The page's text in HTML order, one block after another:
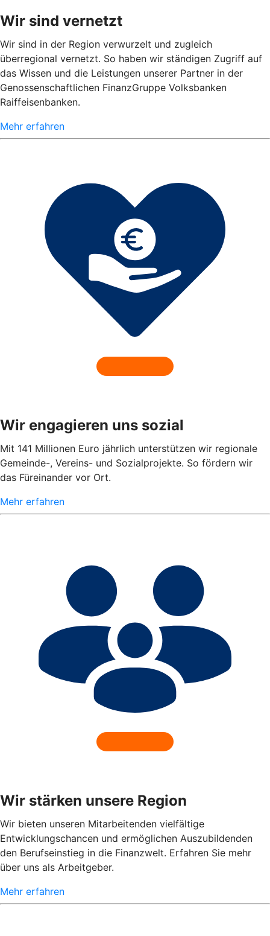
Wir sind vernetzt
Wir sind in der Region verwurzelt und zugleich
überregional vernetzt. So haben wir ständigen Zugriff auf
das Wissen und die Leistungen unserer Partner in der
Genossenschaftlichen FinanzGruppe Volksbanken
Raiffeisenbanken.
Mehr erfahren
Wir engagieren uns sozial
Mit 141 Millionen Euro jährlich unterstützen wir regionale
Gemeinde-, Vereins- und Sozialprojekte. So fördern wir
das Füreinander vor Ort.
Mehr erfahren
Wir stärken unsere Region
Wir bieten unseren Mitarbeitenden vielfältige
Entwicklungschancen und ermöglichen Auszubildenden
den Berufseinstieg in die Finanzwelt. Erfahren Sie mehr
über uns als Arbeitgeber.
Mehr erfahren